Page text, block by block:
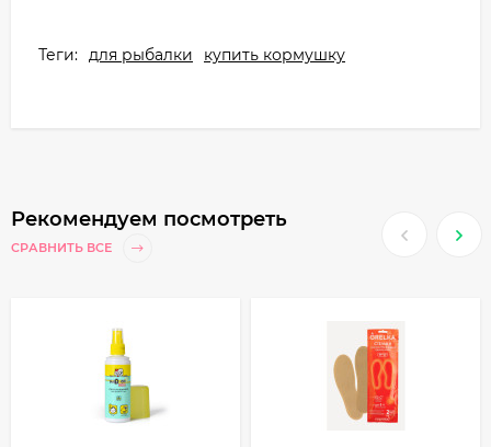
Теги: для рыбалки купить кормушку
Рекомендуем посмотреть
СРАВНИТЬ ВСЕ